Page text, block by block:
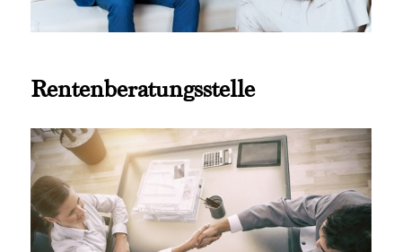
Rentenberatungsstelle